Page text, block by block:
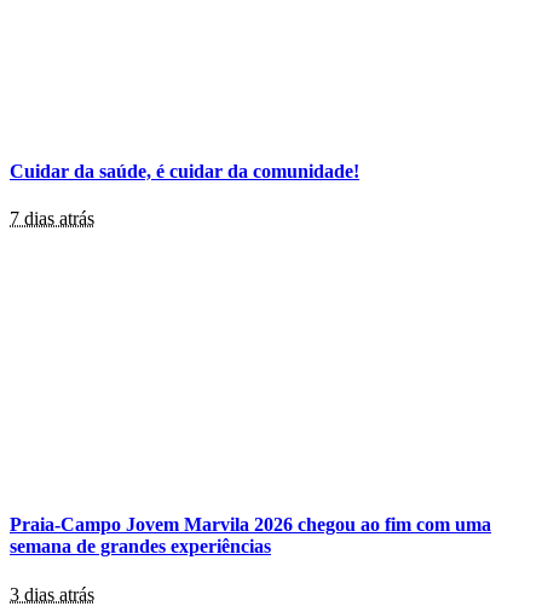
Cuidar da saúde, é cuidar da comunidade!
7 dias atrás
Praia-Campo Jovem Marvila 2026 chegou ao fim com uma
semana de grandes experiências
3 dias atrás